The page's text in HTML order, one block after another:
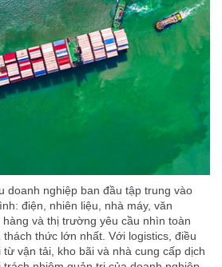
doanh nghiệp ban đầu tập trung vào
điện, nhiên liệu, nhà máy, văn
và thị trường yêu cầu nhìn toàn
thức lớn nhất. Với logistics, điều
vận tải, kho bãi và nhà cung cấp dịch